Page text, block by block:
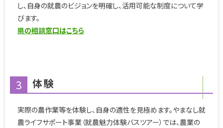
し、自身の就農のビジョンを明確し、活用可能な制度について学
びます。
県の相談窓口はこちら
3 体験
実際の農作業等を体験し、自身の適性を見極めます。やまなし就
農ライフサポート事業（就農魅力体験バスツアー）では、農業の